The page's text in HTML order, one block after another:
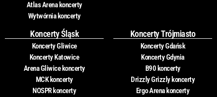
Atlas Arena koncerty
Wytwórnia koncerty
Koncerty Śląsk
Koncerty Gliwice
Koncerty Katowice
Arena Gliwice koncerty
MCK koncerty
NOSPR koncerty
Koncerty Trójmiasto
Koncerty Gdańsk
Koncerty Gdynia
B90 koncerty
Drizzly Grizzly koncerty
Ergo Arena koncerty